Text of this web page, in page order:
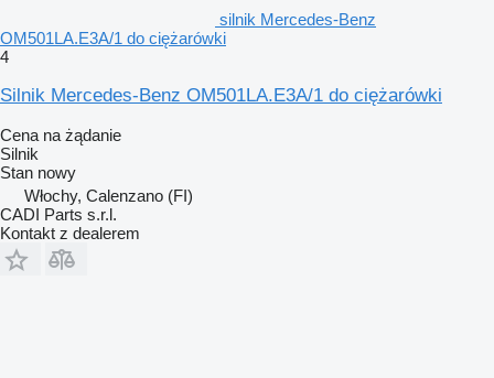
silnik Mercedes-Benz
OM501LA.E3A/1 do ciężarówki
4
Silnik Mercedes-Benz OM501LA.E3A/1 do ciężarówki
Cena na żądanie
Silnik
Stan nowy
Włochy, Calenzano (FI)
CADI Parts s.r.l.
Kontakt z dealerem